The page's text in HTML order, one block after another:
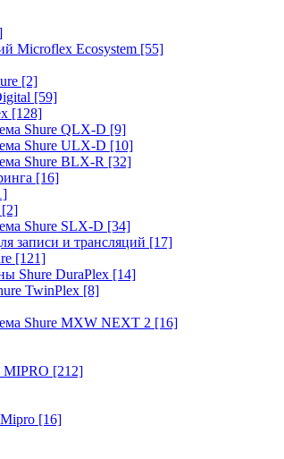
Microflex Ecosystem [55]
[2]
[59]
[128]
Shure QLX-D [9]
Shure ULX-D [10]
Shure BLX-R [32]
[16]
[2]
Shure SLX-D [34]
записи и трансляций [17]
[121]
Shure DuraPlex [14]
TwinPlex [8]
Shure MXW NEXT 2 [16]
[212]
[16]